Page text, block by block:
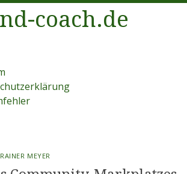
coach.de
RAINER MEYER